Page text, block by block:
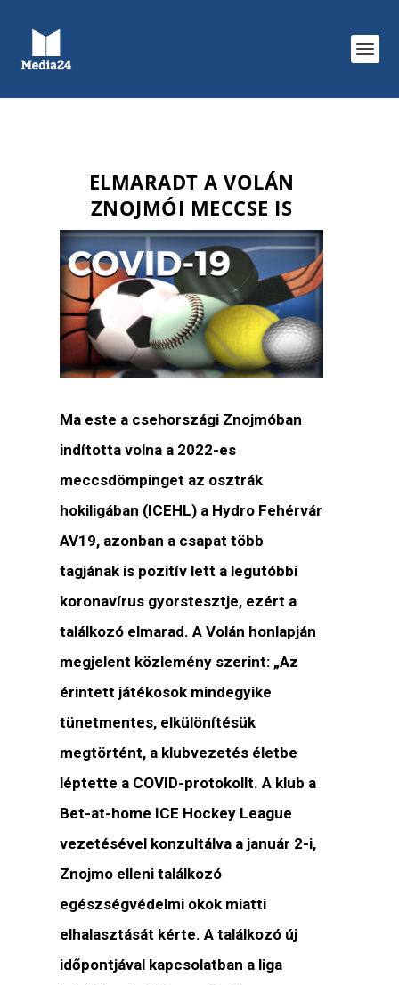
ELMARADT A VOLÁN
ZNOJMÓI MECCSE IS
Ma este a csehországi Znojmóban
indította volna a 2022-es
meccsdömpinget az osztrák
hokiligában (ICEHL) a Hydro Fehérvár
AV19, azonban a csapat több
tagjának is pozitív lett a legutóbbi
koronavírus gyorstesztje, ezért a
találkozó elmarad. A Volán honlapján
megjelent közlemény szerint: „Az
érintett játékosok mindegyike
tünetmentes, elkülönítésük
megtörtént, a klubvezetés életbe
léptette a COVID-protokollt. A klub a
Bet-at-home ICE Hockey League
vezetésével konzultálva a január 2-i,
Znojmo elleni találkozó
egészségvédelmi okok miatti
elhalasztását kérte. A találkozó új
időpontjával kapcsolatban a liga